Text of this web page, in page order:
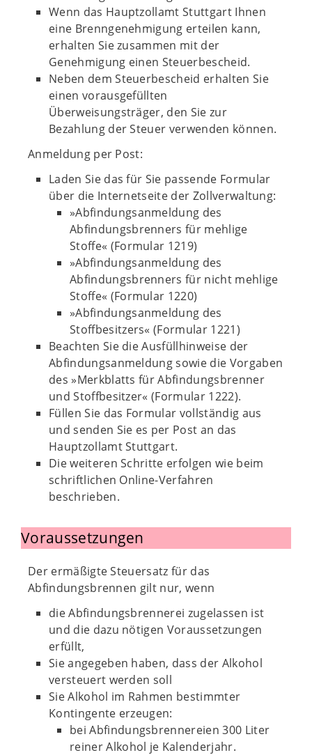
Wenn das Hauptzollamt Stuttgart Ihnen
eine Brenngenehmigung erteilen kann,
erhalten Sie zusammen mit der
Genehmigung einen Steuerbescheid.
Neben dem Steuerbescheid erhalten Sie
einen vorausgefüllten
Überweisungsträger, den Sie zur
Bezahlung der Steuer verwenden können.
Anmeldung per Post:
Laden Sie das für Sie passende Formular
über die Internetseite der Zollverwaltung:
»Abfindungsanmeldung des
Abfindungsbrenners für mehlige
Stoffe« (Formular 1219)
»Abfindungsanmeldung des
Abfindungsbrenners für nicht mehlige
Stoffe« (Formular 1220)
»Abfindungsanmeldung des
Stoffbesitzers« (Formular 1221)
Beachten Sie die Ausfüllhinweise der
Abfindungsanmeldung sowie die Vorgaben
des »Merkblatts für Abfindungsbrenner
und Stoffbesitzer« (Formular 1222).
Füllen Sie das Formular vollständig aus
und senden Sie es per Post an das
Hauptzollamt Stuttgart.
Die weiteren Schritte erfolgen wie beim
schriftlichen Online-Verfahren
beschrieben.
Voraussetzungen
Der ermäßigte Steuersatz für das
Abfindungsbrennen gilt nur, wenn
die Abfindungsbrennerei zugelassen ist
und die dazu nötigen Voraussetzungen
erfüllt,
Sie angegeben haben, dass der Alkohol
versteuert werden soll
Sie Alkohol im Rahmen bestimmter
Kontingente erzeugen:
bei Abfindungsbrennereien 300 Liter
reiner Alkohol je Kalenderjahr.